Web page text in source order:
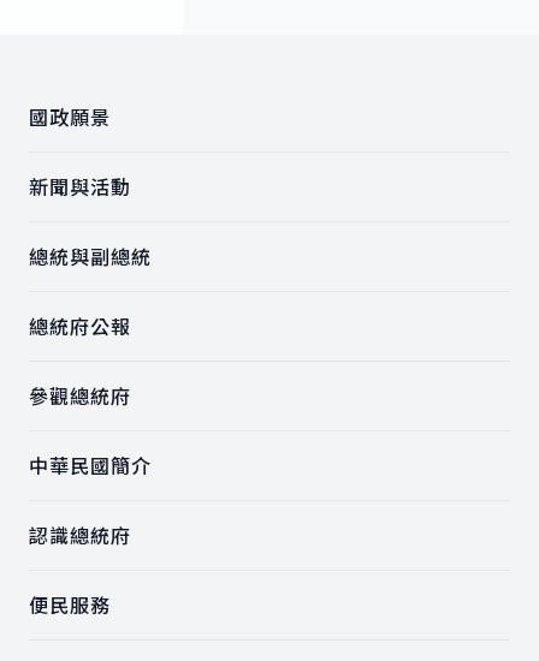
國政願景
新聞與活動
總統與副總統
總統府公報
參觀總統府
中華民國簡介
認識總統府
便民服務